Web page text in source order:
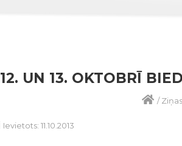
12. UN 13. OKTOBRĪ
/Ziņas
Ievietots: 11.10.2013